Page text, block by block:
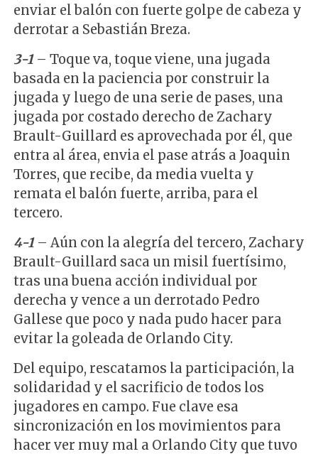
enviar el balón con fuerte golpe de cabeza y
derrotar a Sebastián Breza.
3-1– Toque va, toque viene, una jugada
basada en la paciencia por construir la
jugada y luego de una serie de pases, una
jugada por costado derecho de Zachary
Brault-Guillard es aprovechada por él, que
entra al área, envia el pase atrás a Joaquin
Torres, que recibe, da media vuelta y
remata el balón fuerte, arriba, para el
tercero.
4-1– Aún con la alegría del tercero, Zachary
Brault-Guillard saca un misil fuertísimo,
tras una buena acción individual por
derecha y vence a un derrotado Pedro
Gallese que poco y nada pudo hacer para
evitar la goleada de Orlando City.
Del equipo, rescatamos la participación, la
solidaridad y el sacrificio de todos los
jugadores en campo. Fue clave esa
sincronización en los movimientos para
hacer ver muy mal a Orlando City que tuvo